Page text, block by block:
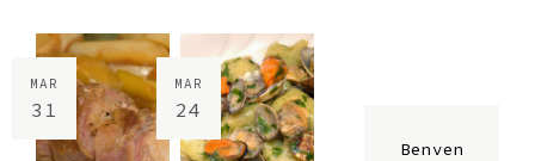
MAR
31
MAR
24
Benven